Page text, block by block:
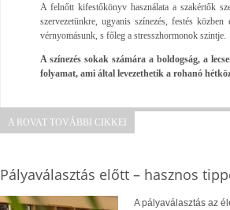
A felnőtt kifestőkönyv használata a szakértők
szervezetünkre, ugyanis színezés, festés
vérnyomásunk, s főleg a stresszhormonok szintje.
A színezés sokak számára a boldogság, a
folyamat, ami által levezethetik a rohanó
A ROVAT TOVÁBBI CIKKEI
Pályaválasztás előtt – hasznos
A pályaválasztás az